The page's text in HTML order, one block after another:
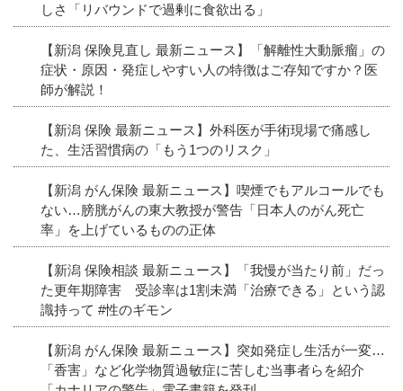
しさ「リバウンドで過剰に食欲出る」
【新潟 保険見直し 最新ニュース】「解離性大動脈瘤」の
症状・原因・発症しやすい人の特徴はご存知ですか？医
師が解説！
【新潟 保険 最新ニュース】外科医が手術現場で痛感し
た、生活習慣病の「もう1つのリスク」
【新潟 がん保険 最新ニュース】喫煙でもアルコールでも
ない…膀胱がんの東大教授が警告「日本人のがん死亡
率」を上げているものの正体
【新潟 保険相談 最新ニュース】「我慢が当たり前」だっ
た更年期障害 受診率は1割未満「治療できる」という認
識持って #性のギモン
【新潟 がん保険 最新ニュース】突如発症し生活が一変…
「香害」など化学物質過敏症に苦しむ当事者らを紹介